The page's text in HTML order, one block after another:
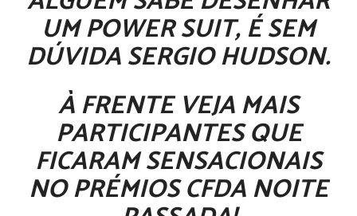
UM POWER SUIT, É SEM
DÚVIDA SERGIO HUDSON.
À FRENTE VEJA MAIS
PARTICIPANTES QUE
FICARAM SENSACIONAIS
NOPRÉMIOS CFDANOITE